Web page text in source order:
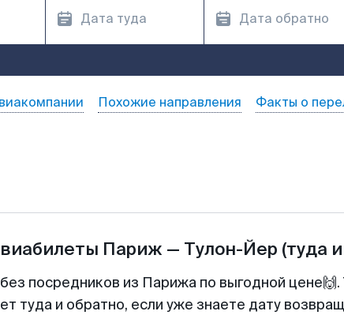
Похожие направления Факты о
Париж — Тулон-Йер (туда
посредников из Парижа по выгодной
туда и обратно, если уже знаете дату